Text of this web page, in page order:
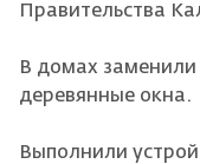
Правительства
В домах заменили
деревянные окна.
Выполнили